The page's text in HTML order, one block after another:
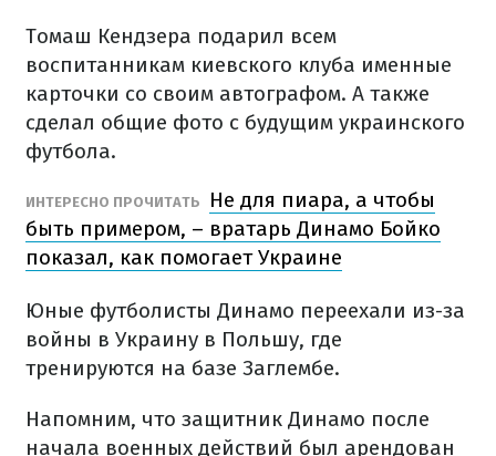
Томаш Кендзера подарил всем
воспитанникам киевского клуба именные
карточки со своим автографом. А также
сделал общие фото с будущим украинского
футбола.
ИНТЕРЕСНО ПРОЧИТАТЬ
Не для пиара, а чтобы
быть примером, – вратарь Динамо Бойко
показал, как помогает Украине
Юные футболисты Динамо переехали из-за
войны в Украину в Польшу, где
тренируются на базе Заглембе.
Напомним, что защитник Динамо после
начала военных действий был арендован